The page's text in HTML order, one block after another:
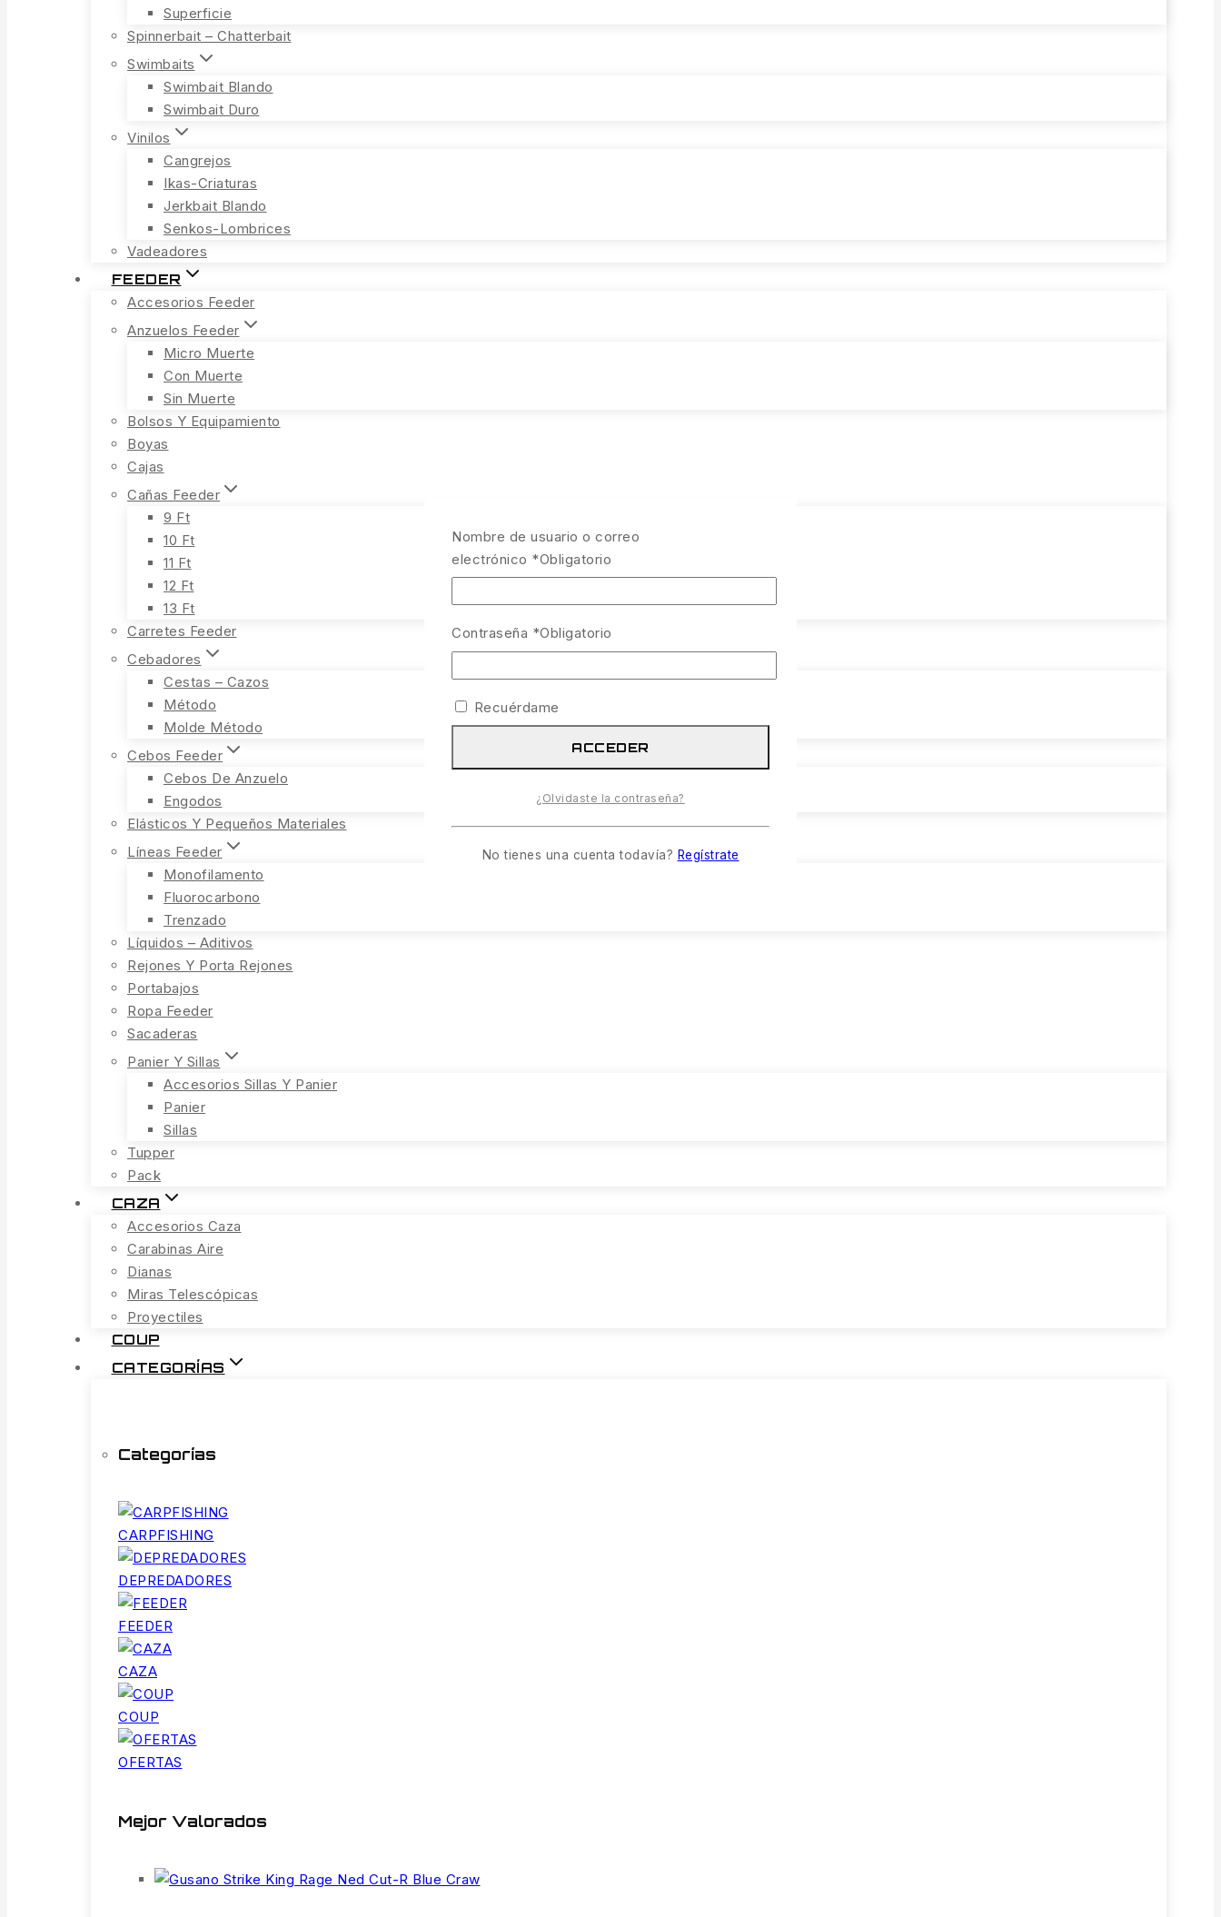
Superficie
Spinnerbait – Chatterbait
Swimbaits
Swimbait Blando
Swimbait Duro
Vinilos
Cangrejos
Ikas-Criaturas
Jerkbait Blando
Senkos-Lombrices
Vadeadores
FEEDER
Accesorios Feeder
Anzuelos Feeder
Micro Muerte
Con Muerte
Sin Muerte
Bolsos Y Equipamiento
Boyas
Cajas
Cañas Feeder
9 Ft
10 Ft
11 Ft
12 Ft
13 Ft
Carretes Feeder
Cebadores
Cestas – Cazos
Método
Molde Método
Cebos Feeder
Cebos De Anzuelo
Engodos
Elásticos Y Pequeños Materiales
Líneas Feeder
Monofilamento
Fluorocarbono
Trenzado
Líquidos – Aditivos
Rejones Y Porta Rejones
Portabajos
Ropa Feeder
Sacaderas
Panier Y Sillas
Accesorios Sillas Y Panier
Panier
Sillas
Tupper
Pack
CAZA
Accesorios Caza
Carabinas Aire
Dianas
Miras Telescópicas
Proyectiles
COUP
CATEGORÍAS
Categorías
CARPFISHING
DEPREDADORES
FEEDER
CAZA
COUP
OFERTAS
Mejor Valorados
Nombre de usuario o correo
electrónico *Obligatorio
Contraseña *Obligatorio
Recuérdame
ACCEDER
¿Olvidaste la contraseña?
No tienes una cuenta todavía? Regístrate